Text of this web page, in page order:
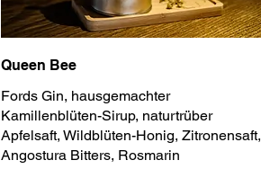
Queen Bee
Fords Gin, hausgemachter
Kamillenblüten-Sirup, naturtrüber
Apfelsaft, Wildblüten-Honig, Zitronensaft,
Angostura Bitters, Rosmarin